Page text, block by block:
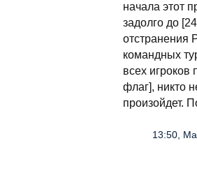
начала этот
задолго до
отстранения
командных
всех игроков
флаг], никто
произойдет.
13:50,